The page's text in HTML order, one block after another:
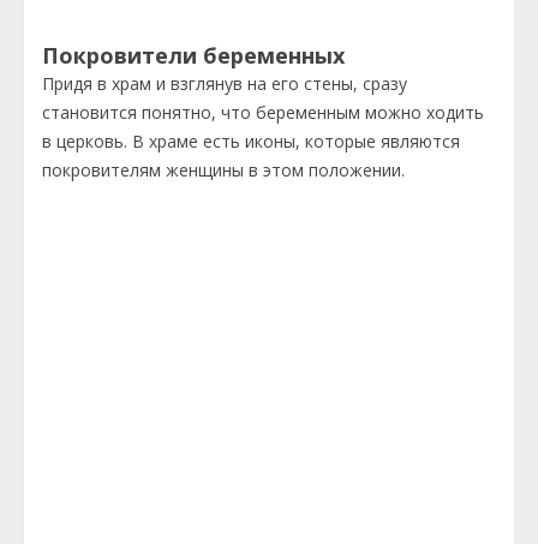
Покровители беременных
Придя в храм и взглянув на его стены, сразу
становится понятно, что беременным можно ходить
в церковь. В храме есть иконы, которые являются
покровителям женщины в этом положении.